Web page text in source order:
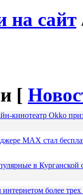
на сайт
[
кинотеатр Okko
MAX стал
в
более трех